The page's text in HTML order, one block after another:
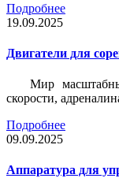
Подробнее
19.09.2025
Двигатели для
Мир
скорости,
Подробнее
09.09.2025
Аппаратура для